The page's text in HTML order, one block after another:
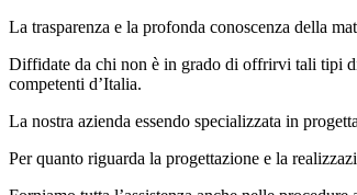
La trasparenza e la profonda conoscenza della
Diffidate da chi non è in grado di offrirvi tali tipi
competenti d’Italia.
La nostra azienda essendo specializzata in
Per quanto riguarda la progettazione e la